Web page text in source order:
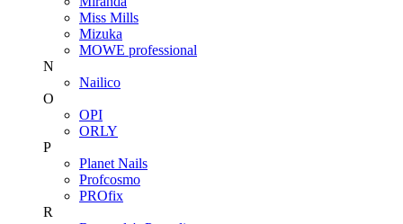
Miss Mills
Mizuka
MOWE professional
N
Nailico
O
OPI
ORLY
P
Planet Nails
Profcosmo
PROfix
R